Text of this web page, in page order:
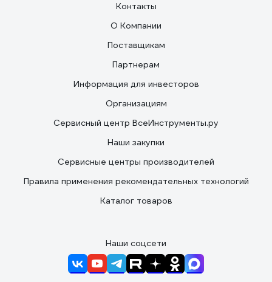
Контакты
О Компании
Поставщикам
Партнерам
Информация для инвесторов
Организациям
Сервисный центр ВсеИнструменты.ру
Наши закупки
Сервисные центры производителей
Правила применения рекомендательных технологий
Каталог товаров
Наши соцсети